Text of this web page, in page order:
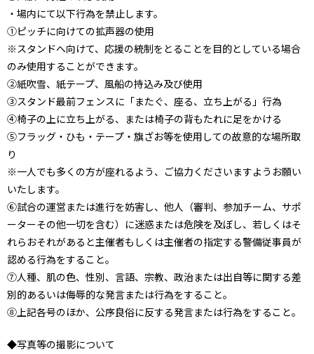
・場内にて以下行為を禁止します。
①ピッチに向けての拡声器の使用
※スタンドへ向けて、応援の統制をとることを目的としている場合
のみ使用することができます。
②紙吹雪、紙テープ、風船の持込み及び使用
③スタンド最前フェンスに「またぐ、座る、立ち上がる」行為
④椅子の上に立ち上がる、または椅子の背もたれに足をかける
⑤フラッグ・ひも・テープ・旗ざお等を使用しての故意的な場所取
り
※一人でも多くの方が座れるよう、ご協力くださいますようお願い
いたします。
⑥試合の運営または進行を妨害し、他人（審判、参加チーム、サポ
ーターその他一切を含む）に迷惑または危険を及ぼし、若しくはそ
れらおそれがあると主催者もしくは主催者の指定する警備従事員が
認める行為をすること。
⑦人種、肌の色、性別、言語、宗教、政治または出自等に関する差
別的あるいは侮辱的な発言または行為をすること。
⑧上記各号のほか、公序良俗に反する発言または行為をすること。
◆写真等の撮影について